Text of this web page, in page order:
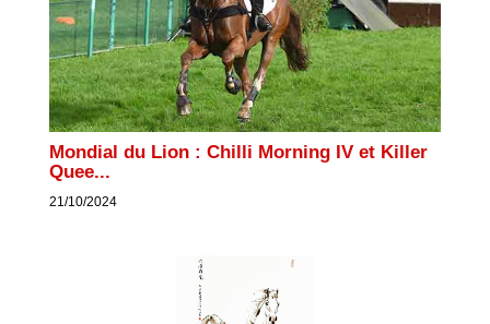
Mondial du Lion : Chilli Morning IV et Killer
Quee...
21/10/2024